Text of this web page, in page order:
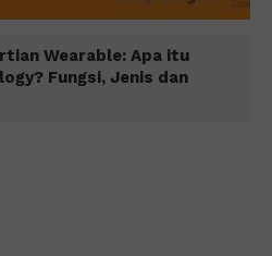
Wearable: Apa itu
Fungsi, Jenis dan